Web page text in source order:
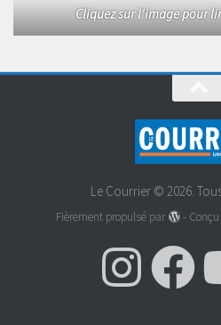
Cliquez sur l'image pour
Le Courrier © 2026.
Fièrement propulsé par -